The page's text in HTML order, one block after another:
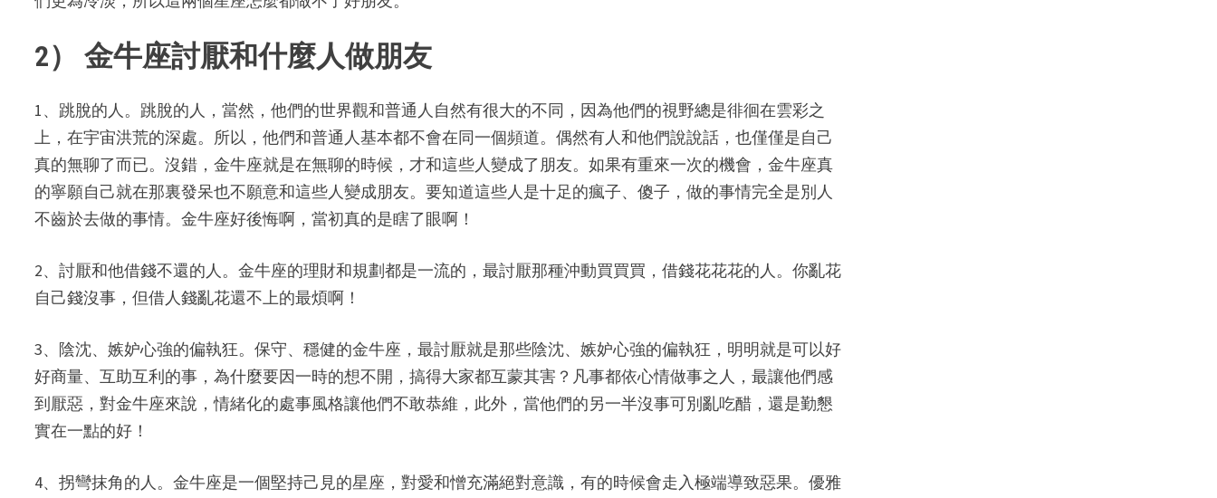
2） 金牛座討厭和什麼人做朋友
1、跳脫的人。跳脫的人，當然，他們的世界觀和普通人自然有很大的不同，因為他們的視野總是徘徊在雲彩之
上，在宇宙洪荒的深處。所以，他們和普通人基本都不會在同一個頻道。偶然有人和他們說說話，也僅僅是自己
真的無聊了而已。沒錯，金牛座就是在無聊的時候，才和這些人變成了朋友。如果有重來一次的機會，金牛座真
的寧願自己就在那裏發呆也不願意和這些人變成朋友。要知道這些人是十足的瘋子、傻子，做的事情完全是別人
不齒於去做的事情。金牛座好後悔啊，當初真的是瞎了眼啊！
2、討厭和他借錢不還的人。金牛座的理財和規劃都是一流的，最討厭那種沖動買買買，借錢花花花的人。你亂花
自己錢沒事，但借人錢亂花還不上的最煩啊！
3、陰沈、嫉妒心強的偏執狂。保守、穩健的金牛座，最討厭就是那些陰沈、嫉妒心強的偏執狂，明明就是可以好
好商量、互助互利的事，為什麼要因一時的想不開，搞得大家都互蒙其害？凡事都依心情做事之人，最讓他們感
到厭惡，對金牛座來說，情緒化的處事風格讓他們不敢恭維，此外，當他們的另一半沒事可別亂吃醋，還是勤懇
實在一點的好！
4、拐彎抹角的人。金牛座是一個堅持己見的星座，對愛和憎充滿絕對意識，有的時候會走入極端導致惡果。優雅